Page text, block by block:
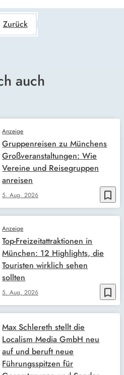
Zurück
auch
bookmark_border
Anzeige
5. Aug. 2026
Gruppenreisen zu Münchens
Großveranstaltungen: Wie
Vereine und Reisegruppen
anreisen
bookmark_border
Anzeige
5. Aug. 2026
Top-Freizeitattraktionen in
München: 12 Highlights, die
Touristen wirklich sehen
sollten
Max Schlereth stellt die
Localism Media GmbH neu
auf und beruft neue
Führungsspitzen für